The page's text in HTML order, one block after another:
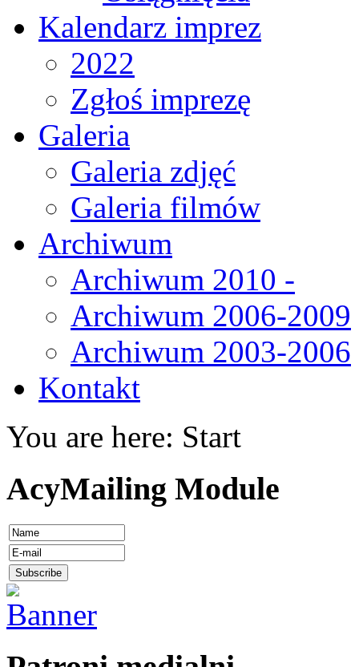
Kalendarz imprez
2022
Zgłoś imprezę
Galeria
Galeria zdjęć
Galeria filmów
Archiwum
Archiwum 2010 -
Archiwum 2006-2009
Archiwum 2003-2006
Kontakt
You are here: Start
AcyMailing Module